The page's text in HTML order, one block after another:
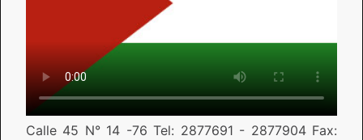
Calle 45 N° 14 -76 Tel: 2877691 - 2877904 Fax: